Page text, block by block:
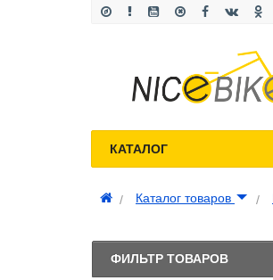
КАТАЛОГ
Каталог товаров
ФИЛЬТР ТОВАРОВ